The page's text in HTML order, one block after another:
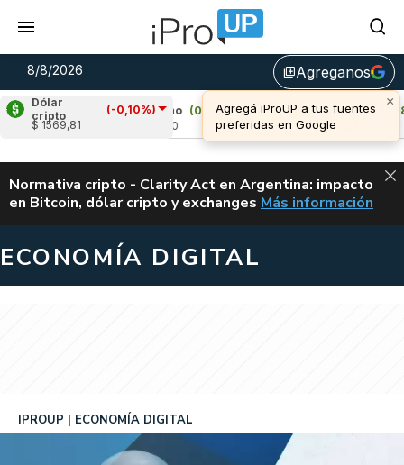
8/8/2026 library_addAgreganos
×
Agregá iProUP a tus fuentes
preferidas en Google
Dólar
cripto
(-0,10%)
$ 1569,81
Cardano (0,23%)
Avalanche (1,58%)
u$s 6,53
ALERTA
Normativa cripto - Clarity Act en Argentina: impacto
en Bitcoin, dólar cripto y exchanges CLARITY ACT EN
Más información
ECONOMÍA DIGITAL
IPROUP ECONOMÍA DIGITAL